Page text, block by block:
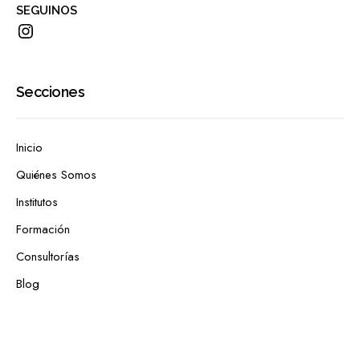
SEGUINOS
Secciones
Inicio
Quiénes Somos
Institutos
Formación
Consultorías
Blog